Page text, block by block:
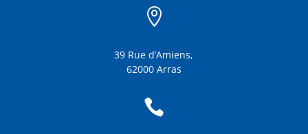

39 Rue d’Amiens,
62000 Arras
